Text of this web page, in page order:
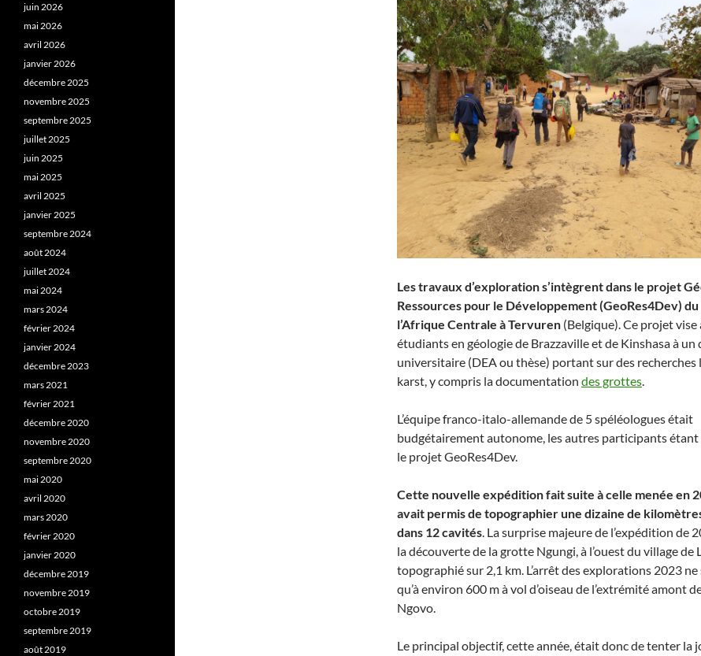
Les travaux d’exploration s’intègrent dans le projet
Ressources pour le Développement (GeoRes4Dev)
l’Afrique Centrale à Tervuren (Belgique). Ce projet vise
étudiants en géologie de Brazzaville et de Kinshasa à un
universitaire (DEA ou thèse) portant sur des recherches
karst, y compris la documentation des grottes.
L’équipe franco-italo-allemande de 5 spéléologues était
budgétairement autonome, les autres participants étant
le projet GeoRes4Dev.
Cette nouvelle expédition fait suite à celle menée en
avait permis de topographier une dizaine de
dans 12 cavités. La surprise majeure de l’expédition de
la découverte de la grotte Ngungi, à l’ouest du village de
topographié sur 2,1 km. L’arrêt des explorations 2023
qu’à environ 600 m à vol d’oiseau de l’extrémité amont
Ngovo.
Le principal objectif, cette année, était donc de tenter la
juin 2026
mai 2026
avril 2026
janvier 2026
décembre 2025
novembre 2025
septembre 2025
juillet 2025
juin 2025
mai 2025
avril 2025
janvier 2025
septembre 2024
août 2024
juillet 2024
mai 2024
mars 2024
février 2024
janvier 2024
décembre 2023
mars 2021
février 2021
décembre 2020
novembre 2020
septembre 2020
mai 2020
avril 2020
mars 2020
février 2020
janvier 2020
décembre 2019
novembre 2019
octobre 2019
septembre 2019
août 2019